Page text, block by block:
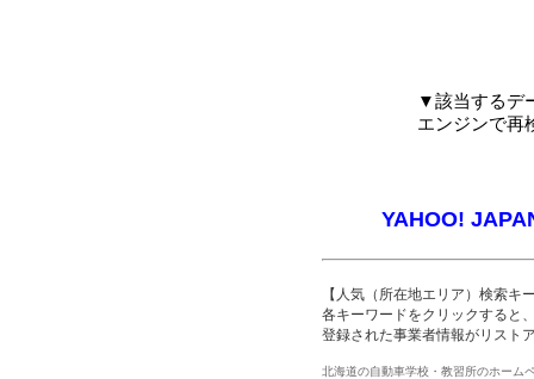
▼該当するデ
エンジンで再
YAHOO!
【人気（所在地エリア）検索キ
各キーワードをクリックすると
登録された事業者情報がリスト
北海道の自動車学校・教習所のホーム